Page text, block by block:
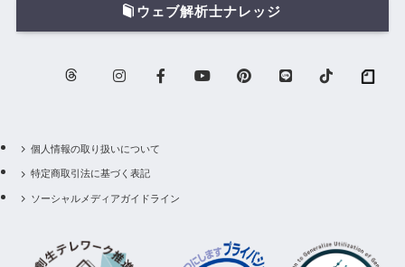
ウェブ解析士ナレッジ
個人情報の取り扱いについて
特定商取引法に基づく表記
ソーシャルメディアガイドライン